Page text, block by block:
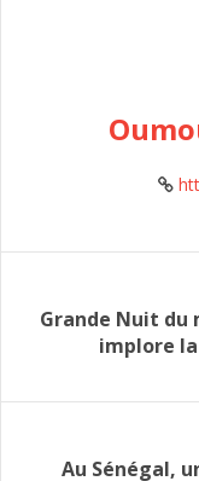
Grande Nuit du
implore
Au Sénégal,